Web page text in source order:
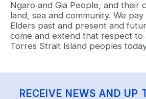
Ngaro and Gia People, and their
land, sea and community. We
Elders past and present and
come and extend that respect to
Torres Strait Island peoples
RECEIVE NEWS AND UP